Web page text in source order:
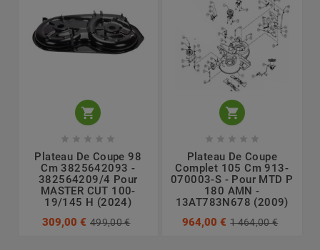

    
Plateau De Coupe 98
Cm 3825642093 -
382564209/4 Pour
MASTER CUT 100-
19/145 H (2024)
309,00 € 499,00 €

    
Plateau De Coupe
Complet 105 Cm 913-
070003-S - Pour MTD P
180 AMN -
13AT783N678 (2009)
964,00 € 1 464,00 €